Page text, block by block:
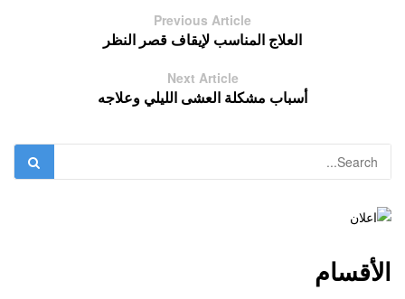
Previous Article
العلاج المناسب لإيقاف قصر النظر
Next Article
أسباب مشكلة العشى الليلي وعلاجه
الأقسام